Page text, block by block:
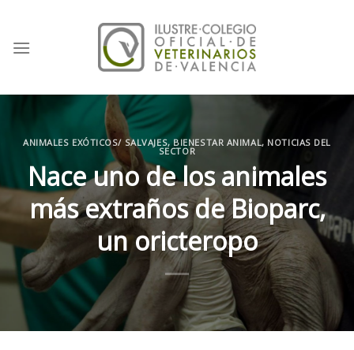
content
ANIMALES EXÓTICOS/ SALVAJES,BIENESTAR ANIMAL, NOTICIAS DEL
SECTOR
Nace uno de los animales
más extraños de Bioparc,
un oricteropo